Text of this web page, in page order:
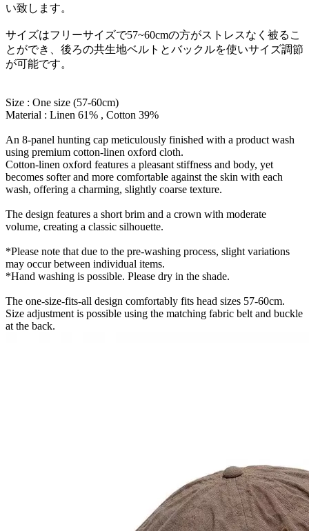
い致します。
サイズはフリーサイズで57~60cmの方がストレスなく被るこ
とができ、後ろの共生地ベルトとバックルを使いサイズ調節
が可能です。
Size : One size (57-60cm)
Material : Linen 61% , Cotton 39%
An 8-panel hunting cap meticulously finished with a product wash
using premium cotton-linen oxford cloth.
Cotton-linen oxford features a pleasant stiffness and body, yet
becomes softer and more comfortable against the skin with each
wash, offering a charming, slightly coarse texture.
The design features a short brim and a crown with moderate
volume, creating a classic silhouette.
*Please note that due to the pre-washing process, slight variations
may occur between individual items.
*Hand washing is possible. Please dry in the shade.
The one-size-fits-all design comfortably fits head sizes 57-60cm.
Size adjustment is possible using the matching fabric belt and buckle
at the back.